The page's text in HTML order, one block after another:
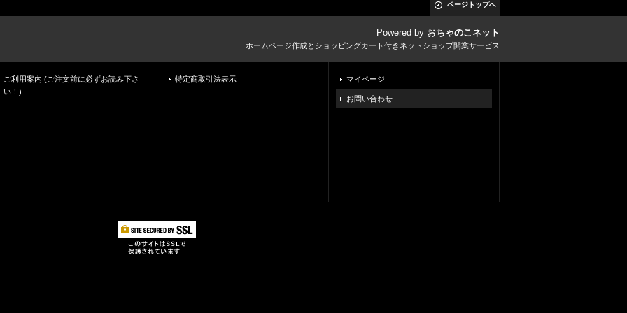
ページトップへ
Powered by おちゃのこネット
ホームページ作成とショッピングカート付きネットショップ開業サービス
ご利用案内 (ご注文前に必ずお読み下さ
い！)
特定商取引法表示 マイページ
お問い合わせ